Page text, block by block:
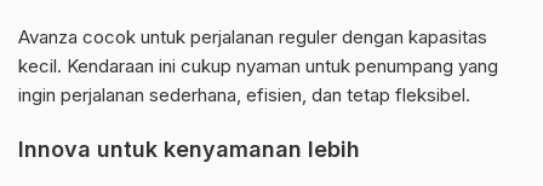
Avanza cocok untuk perjalanan reguler dengan kapasitas
kecil. Kendaraan ini cukup nyaman untuk penumpang yang
ingin perjalanan sederhana, efisien, dan tetap fleksibel.
Innova untuk kenyamanan lebih